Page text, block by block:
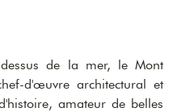
dessus de la mer, le Mont
d'œuvre architectural et
amateur de belles